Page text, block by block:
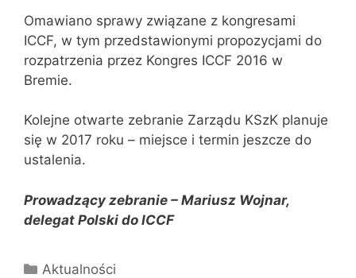
Omawiano sprawy związane z kongresami
ICCF, w tym przedstawionymi propozycjami do
rozpatrzenia przez Kongres ICCF 2016 w
Bremie.
Kolejne otwarte zebranie Zarządu KSzK planuje
się w 2017 roku – miejsce i termin jeszcze do
ustalenia.
Prowadzący zebranie – Mariusz Wojnar,
delegat Polski do ICCF
Kategorie
Aktualności